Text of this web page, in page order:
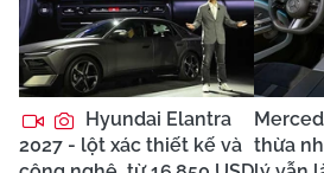
Hyundai Elantra
2027 - lột xác thiết kế và thừa